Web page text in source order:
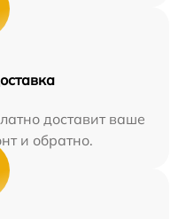
доставит ваше
и обратно.